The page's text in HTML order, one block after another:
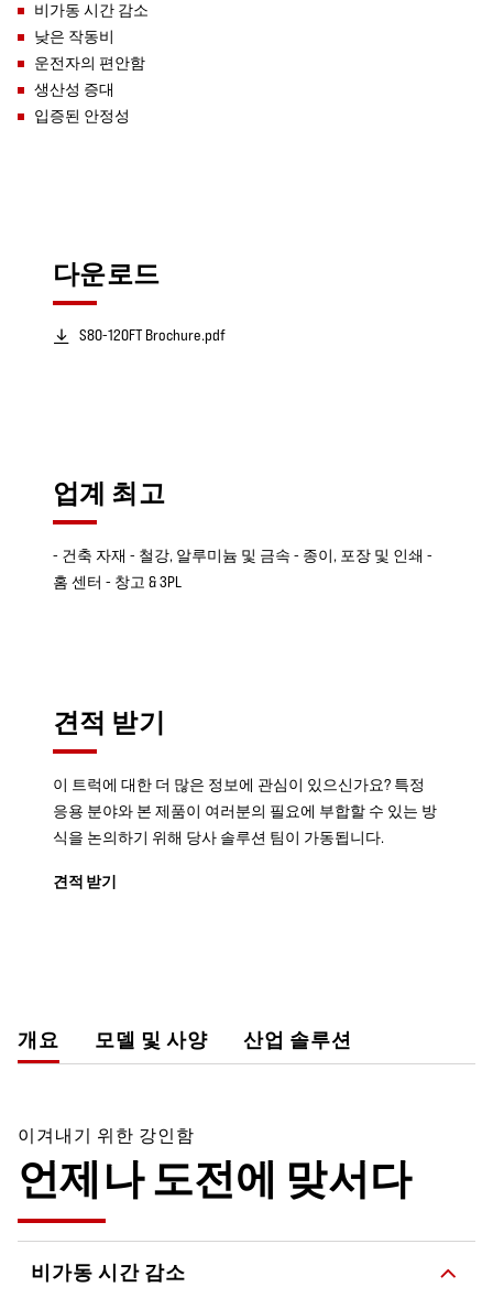
비가동 시간 감소
낮은 작동비
운전자의 편안함
생산성 증대
입증된 안정성
다운로드
S80-120FT Brochure.pdf
업계 최고
- 건축 자재 - 철강, 알루미늄 및 금속 - 종이, 포장 및 인쇄 -
홈 센터 - 창고 & 3PL
견적 받기
이 트럭에 대한 더 많은 정보에 관심이 있으신가요? 특정
응용 분야와 본 제품이 여러분의 필요에 부합할 수 있는 방
식을 논의하기 위해 당사 솔루션 팀이 가동됩니다.
견적 받기
개요 모델 및 사양 산업 솔루션
이겨내기 위한 강인함
언제나 도전에 맞서다
비가동 시간 감소